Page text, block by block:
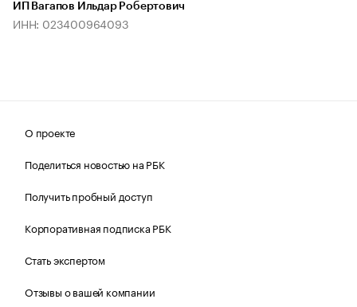
ИП Вагапов Ильдар Робертович
ИНН: 023400964093
О проекте
Поделиться новостью на РБК
Получить пробный доступ
Корпоративная подписка РБК
Стать экспертом
Отзывы о вашей компании